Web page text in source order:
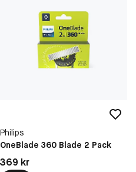
Philips
OneBlade 360 Blade 2 Pack
Pris: 369 kr
369 kr